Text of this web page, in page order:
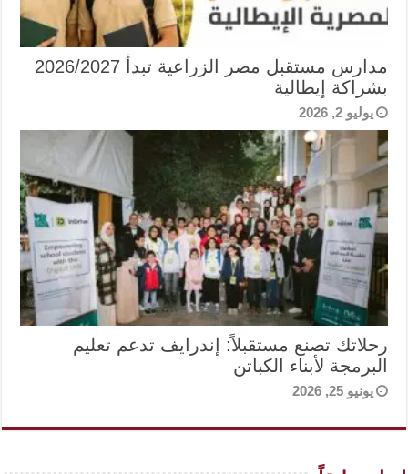
مدارس مستقبل مصر الزراعية تبدأ 2026/2027
بشراكة إيطالية
يوليو 2, 2026
رحلاتك تصنع مستقبلاً: إندرايف تدعم تعليم
البرمجة لأبناء الكباتن
يونيو 25, 2026